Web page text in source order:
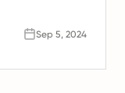
Sep 5, 2024